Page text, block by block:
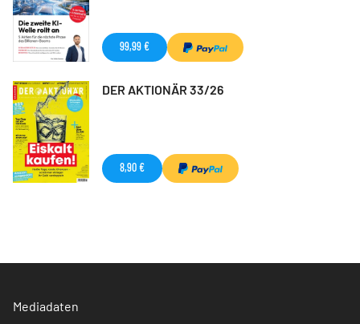
99,99 €
DER AKTIONÄR 33/26
8,90 €
Mediadaten